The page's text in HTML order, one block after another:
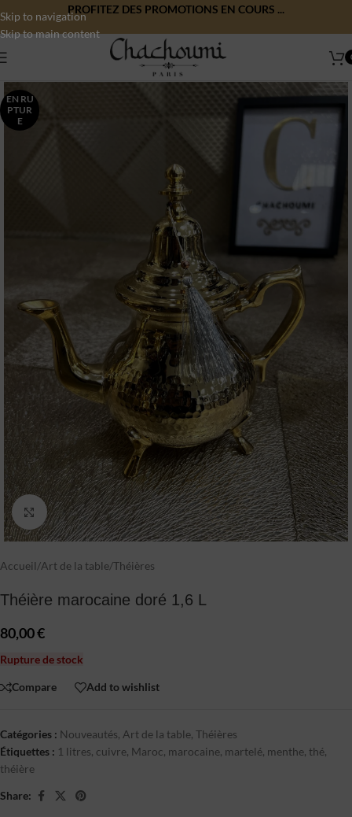
Skip to navigation
Skip to main content
PROFITEZ DES PROMOTIONS EN COURS ...
EN RU
PTUR
E
Click to enlarge
Accueil/Art de la table/Théières
Théière marocaine doré 1,6 L
80,00€
Rupture de stock
Compare Add to wishlist
Catégories : Nouveautés, Art de la table, Théières
Étiquettes : 1 litres, cuivre, Maroc, marocaine, martelé, menthe, thé,
théière
Share: